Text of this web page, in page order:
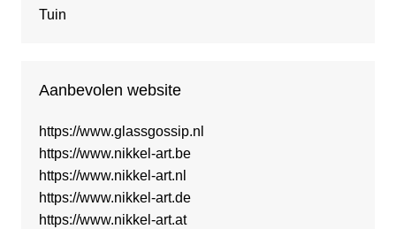
Tuin
Aanbevolen website
https://www.glassgossip.nl
https://www.nikkel-art.be
https://www.nikkel-art.nl
https://www.nikkel-art.de
https://www.nikkel-art.at